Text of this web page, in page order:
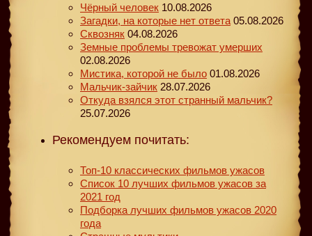
Чёрный человек 10.08.2026
Загадки, на которые нет ответа 05.08.2026
Сквозняк 04.08.2026
Земные проблемы тревожат умерших
02.08.2026
Мистика, которой не было 01.08.2026
Мальчик-зайчик 28.07.2026
Откуда взялся этот странный мальчик?
25.07.2026
Рекомендуем почитать:
Топ-10 классических фильмов ужасов
Список 10 лучших фильмов ужасов за
2021 год
Подборка лучших фильмов ужасов 2020
года